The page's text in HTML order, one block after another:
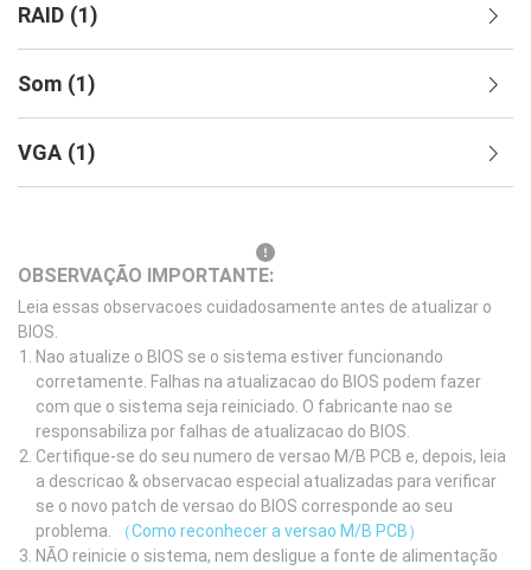
RAID (1)
Som (1)
VGA (1)
OBSERVAÇÃO IMPORTANTE:
Leia essas observacoes cuidadosamente antes de atualizar o
BIOS.
Nao atualize o BIOS se o sistema estiver funcionando
corretamente. Falhas na atualizacao do BIOS podem fazer
com que o sistema seja reiniciado. O fabricante nao se
responsabiliza por falhas de atualizacao do BIOS.
Certifique-se do seu numero de versao M/B PCB e, depois, leia
a descricao & observacao especial atualizadas para verificar
se o novo patch de versao do BIOS corresponde ao seu
problema.
（Como reconhecer a versao M/B PCB）
NÃO reinicie o sistema, nem desligue a fonte de alimentação